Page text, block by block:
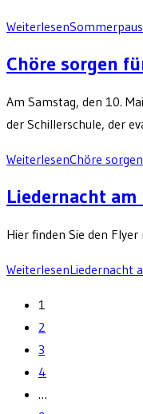
Weiterlesen
Chöre sorgen
Am Samstag, den 10.
der Schillerschule, der
WeiterlesenChöre
Liedernacht am
Hier finden Sie den
WeiterlesenLiedernacht
1
2
3
4
…